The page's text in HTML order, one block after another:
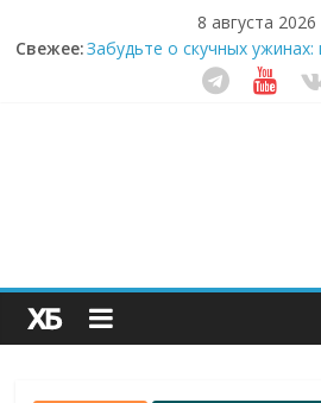
8 августа 2026
Свежее:Забудьте о скучных
которое видит вашу еду
Небо зовёт: как бизнес на
Секрет супергидратации:
пребиотиками становится
здорового питания